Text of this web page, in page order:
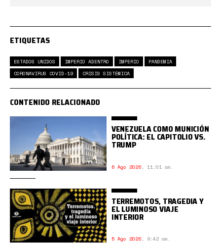
ETIQUETAS
ESTADOS UNIDOS IMPERIO ADENTRO IMPERIO
PANDEMIA
CORONAVIRUS COVID-19
CRISIS SISTÉMICA
CONTENIDO RELACIONADO
VENEZUELA COMO MUNICIÓN
POLÍTICA: EL CAPITOLIO VS.
TRUMP
6 Ago 2026, 11:01 am.
TERREMOTOS, TRAGEDIA Y
EL LUMINOSO VIAJE
INTERIOR
5 Ago 2026, 9:42 am.